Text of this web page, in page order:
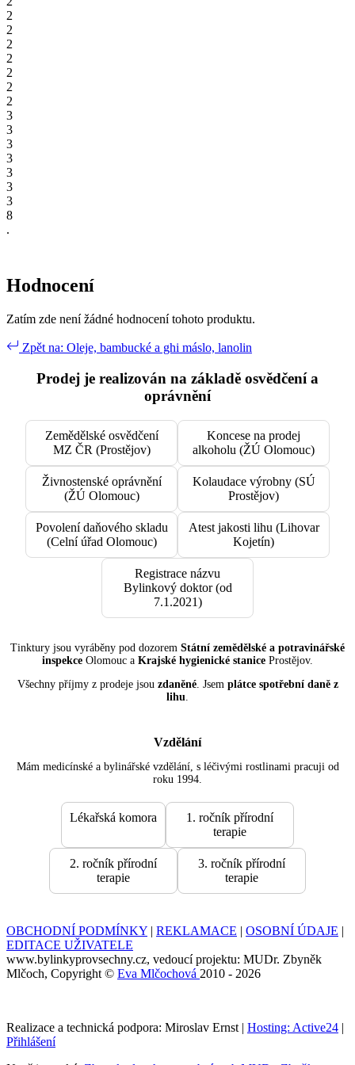
2
2
2
2
2
2
2
3
3
3
3
3
3
3
8
.
Hodnocení
Zatím zde není žádné hodnocení tohoto produktu.
Zpět na: Oleje, bambucké a ghi máslo, lanolin
Prodej je realizován na základě osvědčení a
oprávnění
Zemědělské osvědčení
MZ ČR (Prostějov)
Koncese na prodej
alkoholu (ŽÚ Olomouc)
Živnostenské oprávnění
(ŽÚ Olomouc)
Kolaudace výrobny (SÚ
Prostějov)
Povolení daňového skladu
(Celní úřad Olomouc)
Atest jakosti lihu (Lihovar
Kojetín)
Registrace názvu
Bylinkový doktor (od
7.1.2021)
Tinktury jsou vyráběny pod dozorem Státní zemědělské a potravinářské
inspekce Olomouc a Krajské hygienické stanice Prostějov.
Všechny příjmy z prodeje jsou zdaněné. Jsem plátce spotřební daně z
lihu
Vzdělání
Mám medicínské a bylinářské vzdělání, s léčivými rostlinami pracuji od
roku 1994.
Lékařská komora
1. ročník přírodní
terapie
2. ročník přírodní
terapie
3. ročník přírodní
terapie
OBCHODNÍ PODMÍNKY | REKLAMACE | OSOBNÍ ÚDAJE |
EDITACE UŽIVATELE
www.bylinkyprovsechny.cz, vedoucí projektu: MUDr. Zbyněk
Mlčoch, Copyright © Eva Mlčochová 2010 - 2026
Realizace a technická podpora: Miroslav Ernst | Hosting: Active24 |
Přihlášení